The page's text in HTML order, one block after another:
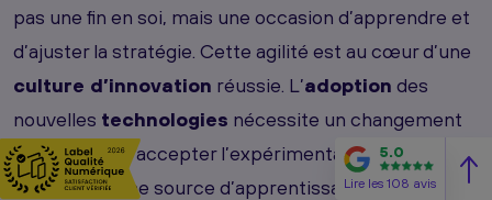
pas une fin en soi, mais une occasion d’apprendre et
d’ajuster la stratégie. Cette agilité est au cœur d’une
culture d’innovation réussie. L’adoption des
nouvelles technologies nécessite un changement
de mentalité : accepter l’expérimentation, tolérer
l’échec comme source d’apprentissage et valoriser
5.0
Lire les 108 avis